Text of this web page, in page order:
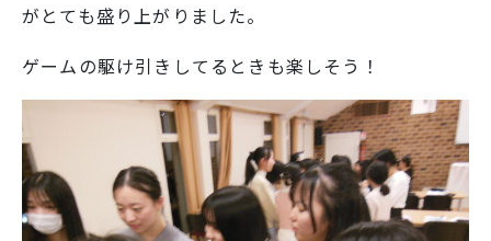
がとても盛り上がりました。
ゲームの駆け引きしてるときも楽しそう！